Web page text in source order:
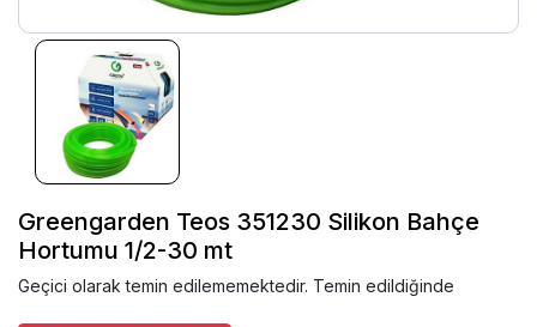
Greengarden Teos 351230 Silikon Bahçe
Hortumu 1/2-30 mt
Geçici olarak temin edilememektedir. Temin edildiğinde